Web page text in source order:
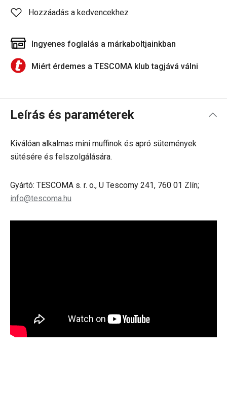
Hozzáadás a kedvencekhez
Ingyenes foglalás a márkaboltjainkban
Miért érdemes a TESCOMA klub tagjává válni
Leírás és paraméterek
Kiválóan alkalmas mini muffinok és apró sütemények
sütésére és felszolgálására.
Gyártó: TESCOMA s. r. o., U Tescomy 241, 760 01 Zlín;
info@tescoma.hu